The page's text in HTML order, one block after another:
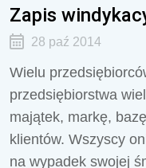
Zapis
28 paź 2014
Wielu
przedsiębiorstwa
majątek, markę,
klientów. Wszyscy
na wypadek swojej